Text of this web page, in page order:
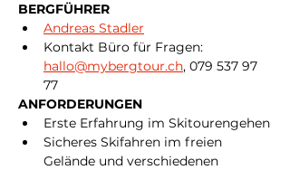
BERGFÜHRER
Andreas Stadler
Kontakt Büro für Fragen:
hallo@mybergtour.ch, 079 537 97
77
ANFORDERUNGEN
Erste Erfahrung im Skitourengehen
Sicheres Skifahren im freien
Gelände und verschiedenen